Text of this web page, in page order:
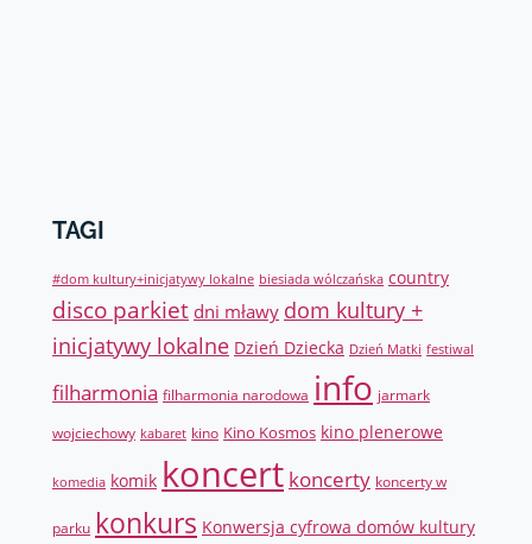
TAGI
#dom kultury+inicjatywy lokalne biesiada wólczańska country
disco parkiet dni mławy dom kultury +
inicjatywy lokalne Dzień Dziecka Dzień Matki festiwal
filharmonia filharmonia narodowa info jarmark
wojciechowy kabaret kino Kino Kosmos kino plenerowe
komedia komik koncert koncerty koncerty w
parku konkurs Konwersja cyfrowa domów kultury